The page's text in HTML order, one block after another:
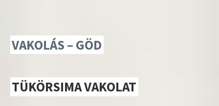
VAKOLÁS – GÖD
TÜKÖRSIMA VAKOLAT